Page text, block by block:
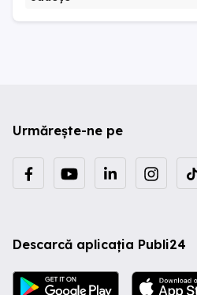
Urmărește-ne pe
Descarcă aplicația Publi24